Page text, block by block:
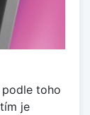
toho
je